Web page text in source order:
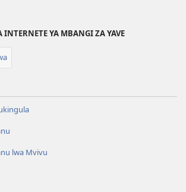
INTERNETE YA MBANGI ZA YAVE
lwa Mvivu